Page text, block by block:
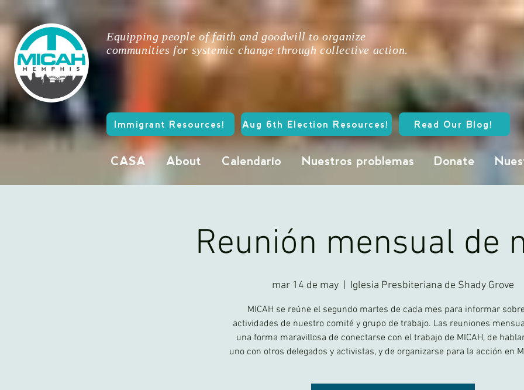
Equipping people of faith and goodwill to organize
communities for systemic change through collective action.
Immigrant Resources! Aug 6th Election Resources! Read Our Blog!
CASA About Calendario Nuestros problemas Donate
Reunión mensual de
mar 14 de may Iglesia Presbiteriana de Shady Grove
MICAH se reúne el segundo martes de cada mes para informar
actividades de nuestro comité y grupo de trabajo. Las reuniones
una forma maravillosa de conectarse con el trabajo de MICAH, de
uno con otros delegados y activistas, y de organizarse para la acción en